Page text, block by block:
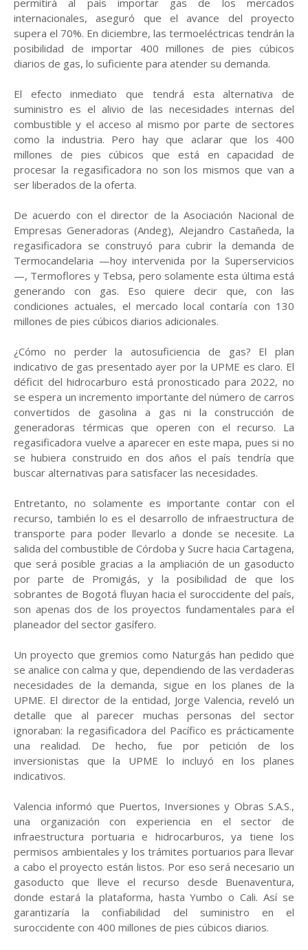
permitirá al país importar gas de los mercados
internacionales, aseguró que el avance del proyecto
supera el 70%. En diciembre, las termoeléctricas tendrán la
posibilidad de importar 400 millones de pies cúbicos
diarios de gas, lo suficiente para atender su demanda.
El efecto inmediato que tendrá esta alternativa de
suministro es el alivio de las necesidades internas del
combustible y el acceso al mismo por parte de sectores
como la industria. Pero hay que aclarar que los 400
millones de pies cúbicos que está en capacidad de
procesar la regasificadora no son los mismos que van a
ser liberados de la oferta.
De acuerdo con el director de la Asociación Nacional de
Empresas Generadoras (Andeg), Alejandro Castañeda, la
regasificadora se construyó para cubrir la demanda de
Termocandelaria —hoy intervenida por la Superservicios
—, Termoflores y Tebsa, pero solamente esta última está
generando con gas. Eso quiere decir que, con las
condiciones actuales, el mercado local contaría con 130
millones de pies cúbicos diarios adicionales.
¿Cómo no perder la autosuficiencia de gas? El plan
indicativo de gas presentado ayer por la UPME es claro. El
déficit del hidrocarburo está pronosticado para 2022, no
se espera un incremento importante del número de carros
convertidos de gasolina a gas ni la construcción de
generadoras térmicas que operen con el recurso. La
regasificadora vuelve a aparecer en este mapa, pues si no
se hubiera construido en dos años el país tendría que
buscar alternativas para satisfacer las necesidades.
Entretanto, no solamente es importante contar con el
recurso, también lo es el desarrollo de infraestructura de
transporte para poder llevarlo a donde se necesite. La
salida del combustible de Córdoba y Sucre hacia Cartagena,
que será posible gracias a la ampliación de un gasoducto
por parte de Promigás, y la posibilidad de que los
sobrantes de Bogotá fluyan hacia el suroccidente del país,
son apenas dos de los proyectos fundamentales para el
planeador del sector gasífero.
Un proyecto que gremios como Naturgás han pedido que
se analice con calma y que, dependiendo de las verdaderas
necesidades de la demanda, sigue en los planes de la
UPME. El director de la entidad, Jorge Valencia, reveló un
detalle que al parecer muchas personas del sector
ignoraban: la regasificadora del Pacífico es prácticamente
una realidad. De hecho, fue por petición de los
inversionistas que la UPME lo incluyó en los planes
indicativos.
Valencia informó que Puertos, Inversiones y Obras S.A.S.,
una organización con experiencia en el sector de
infraestructura portuaria e hidrocarburos, ya tiene los
permisos ambientales y los trámites portuarios para llevar
a cabo el proyecto están listos. Por eso será necesario un
gasoducto que lleve el recurso desde Buenaventura,
donde estará la plataforma, hasta Yumbo o Cali. Así se
garantizaría la confiabilidad del suministro en el
suroccidente con 400 millones de pies cúbicos diarios.